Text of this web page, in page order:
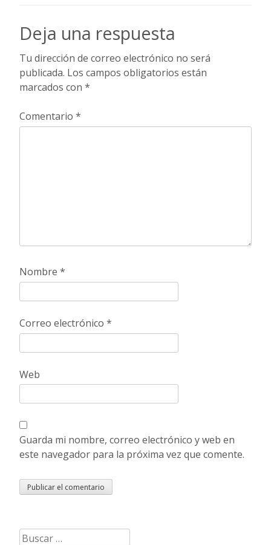
Deja una respuesta
Tu dirección de correo electrónico no será
publicada. Los campos obligatorios están
marcados con *
Comentario *
Nombre *
Correo electrónico *
Web
Guarda mi nombre, correo electrónico y web en
este navegador para la próxima vez que comente.
Buscar: